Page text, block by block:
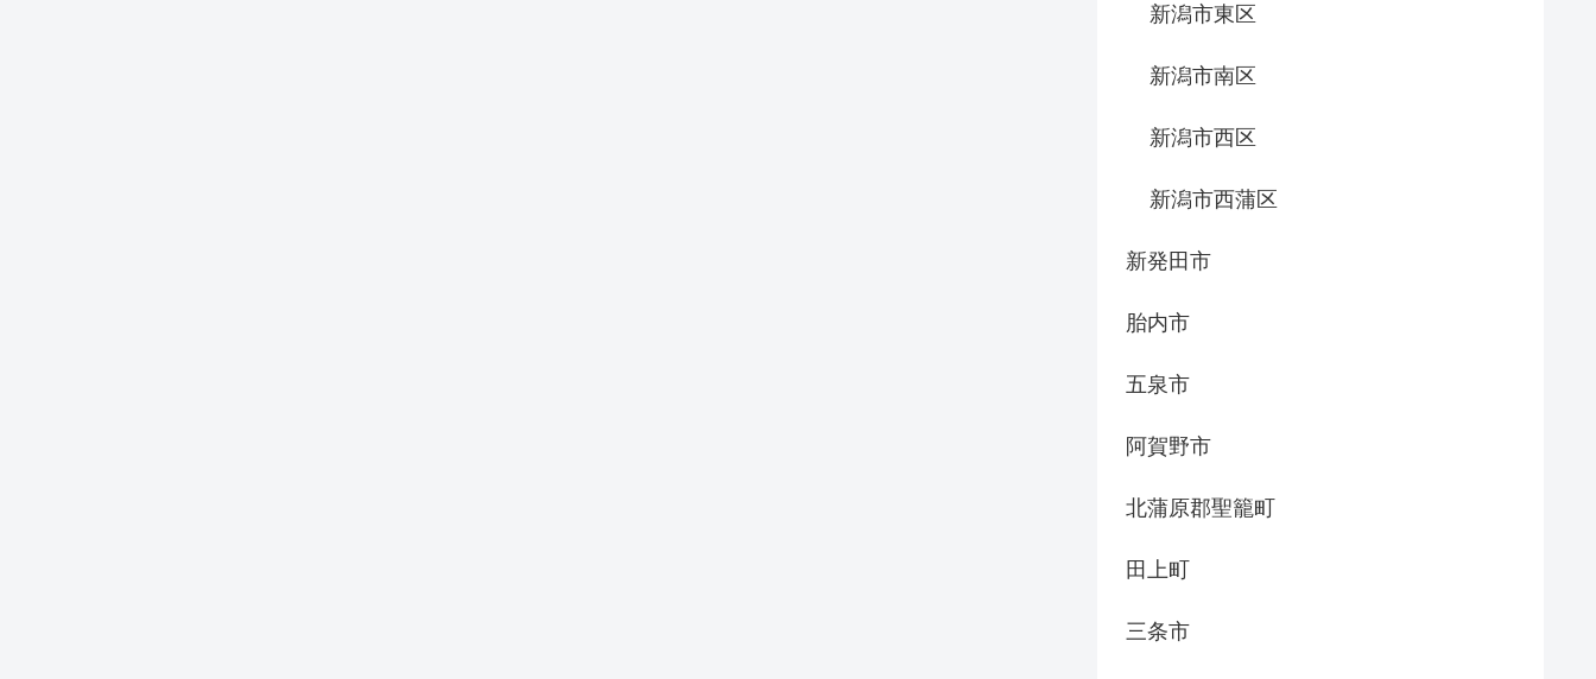
新潟市東区
新潟市南区
新潟市西区
新潟市西蒲区
新発田市
胎内市
五泉市
阿賀野市
北蒲原郡聖籠町
田上町
三条市